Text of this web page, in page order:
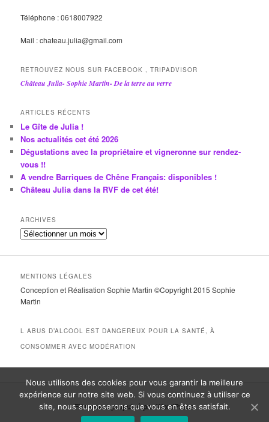
Téléphone : 0618007922
Mail : chateau.julia@gmail.com
RETROUVEZ NOUS SUR FACEBOOK , TRIPADVISOR
Château Julia- Sophie Martin- De la terre au verre
ARTICLES RÉCENTS
Le Gîte de Julia !
Nos actualités cet été 2026
Dégustations avec la propriétaire et vigneronne sur rendez-
vous !!
A vendre Barriques de Chêne Français: disponibles !
Château Julia dans la RVF de cet été!
ARCHIVES
A
c
i
v
e
MENTIONS LÉGALES
Conception et Réalisation Sophie Martin ©Copyright 2015 Sophie
Martin
L ABUS D’ALCOOL EST DANGEREUX POUR LA SANTÉ, À
CONSOMMER AVEC MODÉRATION
Fièrement propulsé par WordPress
Nous utilisons des cookies pour vous garantir la meilleure
expérience sur notre site web. Si vous continuez à utiliser ce
site, nous supposerons que vous en êtes satisfait.